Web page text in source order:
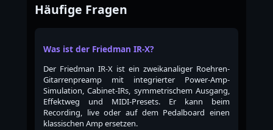
Häufige Fragen
Was ist der Friedman IR-X?
Der Friedman IR-X ist ein zweikanaliger Roehren-
Gitarrenpreamp mit integrierter Power-Amp-
Simulation, Cabinet-IRs, symmetrischem Ausgang,
Effektweg und MIDI-Presets. Er kann beim
Recording, live oder auf dem Pedalboard einen
klassischen Amp ersetzen.